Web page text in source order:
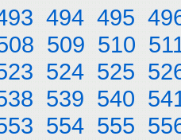
494 495
509 510
524 525
539 540
554 555